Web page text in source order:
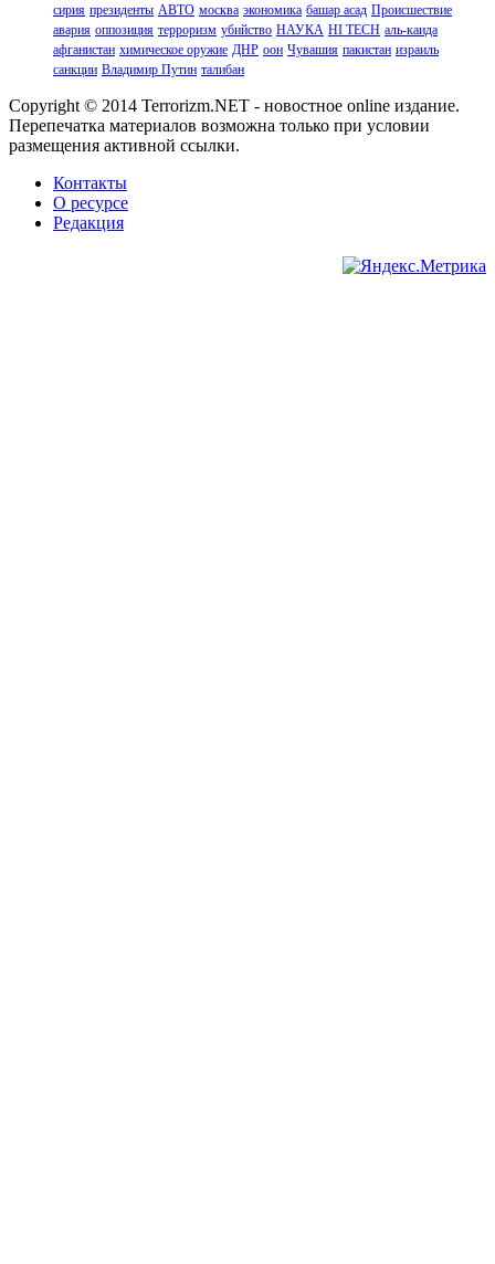
сирия президенты АВТО москва экономика башар асад Происшествие
авария оппозиция терроризм убийство НАУКА HI TECH аль-каида
афганистан химическое оружие ДНР оон Чувашия пакистан израиль
санкции Владимир Путин талибан
Copyright © 2014 Terrorizm.NET - новостное online издание.
Перепечатка материалов возможна только при условии
размещения активной ссылки.
Контакты
О ресурсе
Редакция